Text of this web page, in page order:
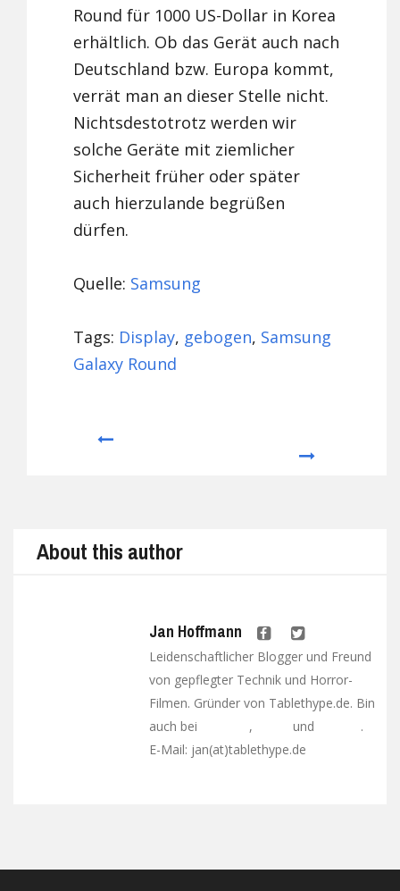
Round für 1000 US-Dollar in Korea
erhältlich. Ob das Gerät auch nach
Deutschland bzw. Europa kommt,
verrät man an dieser Stelle nicht.
Nichtsdestotrotz werden wir
solche Geräte mit ziemlicher
Sicherheit früher oder später
auch hierzulande begrüßen
dürfen.
Quelle: Samsung
Tags: Display, gebogen, Samsung
Galaxy Round
About this author
Jan Hoffmann
Leidenschaftlicher Blogger und Freund
von gepflegter Technik und Horror-
Filmen. Gründer von Tablethype.de. Bin
auch bei
, und
.
E-Mail: jan(at)tablethype.de